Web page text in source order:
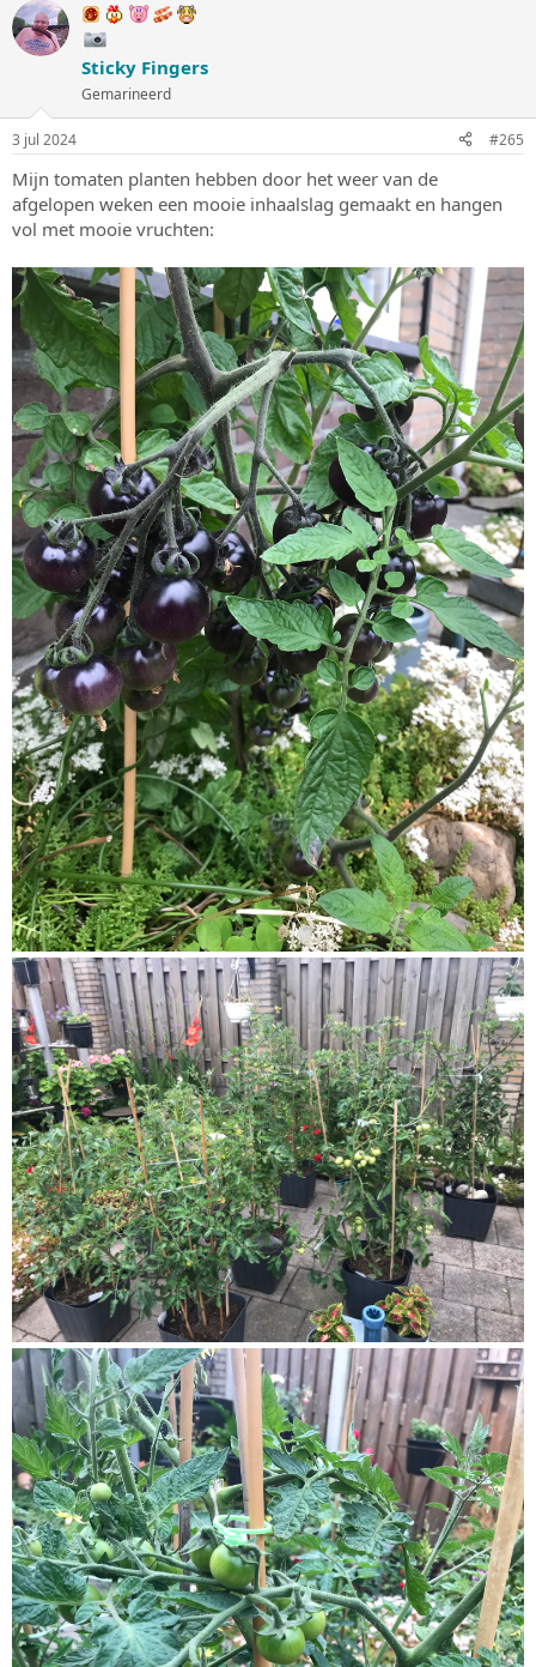
r
d
e
e
:
Sticky Fingers
Gemarineerd
3 jul 2024 #265
Mijn tomaten planten hebben door het weer van de
afgelopen weken een mooie inhaalslag gemaakt en hangen
vol met mooie vruchten: